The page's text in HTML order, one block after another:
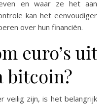
en waar ze het aan
kan het eenvoudiger
over hun financiën.
euro’s uit
bitcoin?
veilig zijn, is het belangrijk